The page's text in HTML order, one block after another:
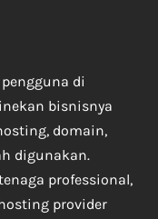
di
bisnisnya
domain,
digunakan.
professional,
provider